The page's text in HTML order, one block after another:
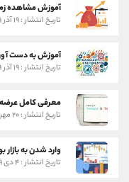
آموزش مشاهده
تاریخ انتشار : ۱۹ آذر ۱۳۹۹
آموزش به دست
تاریخ انتشار : ۱۹ آذر ۱۳۹۹
معرفی کامل عرضه
تاریخ انتشار : ۲۰ مهر ۱۳۹۹
وارد شدن به بازار
تاریخ انتشار : ۴ دی ۱۳۹۹